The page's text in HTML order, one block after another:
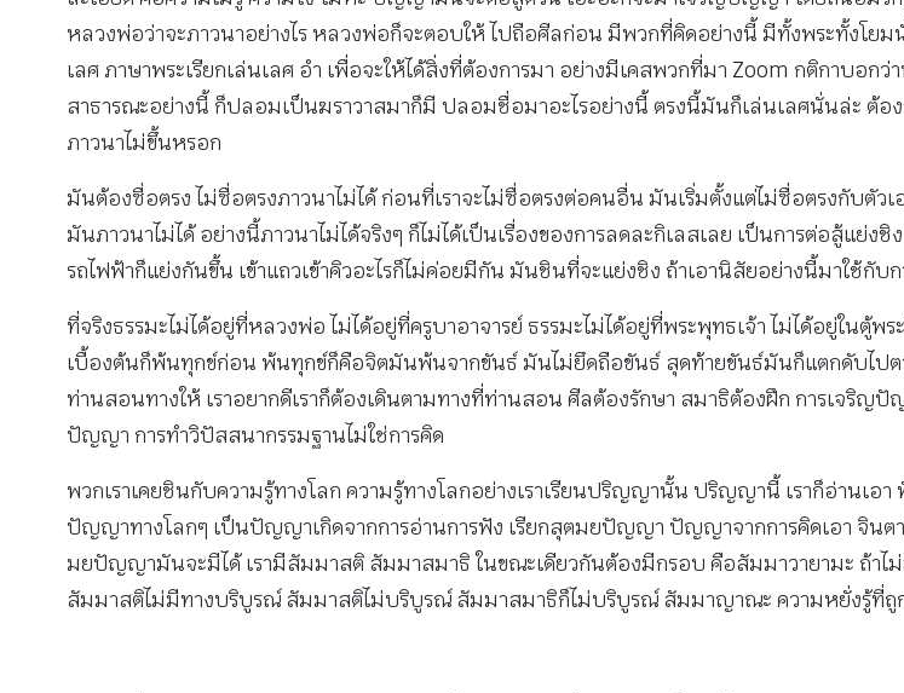
หลวงพ่อว่าจะภาวนาอย่างไร หลวงพ่อก็จะตอบให้ ไปถือศีลก่อน มีพวกที่คิดอย่างนี้ มีทั้งพระทั้งโย
เลศ ภาษาพระเรียกเล่นเลศ อำ เพื่อจะให้ได้สิ่งที่ต้องการมา อย่างมีเคสพวกที่มา Zoom กติกาบอก
สาธารณะอย่างนี้ ก็ปลอมเป็นฆราวาสมาก็มี ปลอมชื่อมาอะไรอย่างนี้ ตรงนี้มันก็เล่นเลศนั่นล่ะ ต้อ
ภาวนาไม่ขึ้นหรอก
มันต้องซื่อตรง ไม่ซื่อตรงภาวนาไม่ได้ ก่อนที่เราจะไม่ซื่อตรงต่อคนอื่น มันเริ่มตั้งแต่ไม่ซื่อตรงกับตั
มันภาวนาไม่ได้ อย่างนี้ภาวนาไม่ได้จริงๆ ก็ไม่ได้เป็นเรื่องของการลดละกิเลสเลย เป็นการต่อสู้แย่
รถไฟฟ้าก็แย่งกันขึ้น เข้าแถวเข้าคิวอะไรก็ไม่ค่อยมีกัน มันชินที่จะแย่งชิง ถ้าเอานิสัยอย่างนี้มาใช้กับ
ที่จริงธรรมะไม่ได้อยู่ที่หลวงพ่อ ไม่ได้อยู่ที่ครูบาอาจารย์ ธรรมะไม่ได้อยู่ที่พระพุทธเจ้า ไม่ได้อยู่ใน
เบื้องต้นก็พ้นทุกข์ก่อน พ้นทุกข์ก็คือจิตมันพ้นจากขันธ์ มันไม่ยึดถือขันธ์ สุดท้ายขันธ์มันก็แตกดับไป
ท่านสอนทางให้ เราอยากดีเราก็ต้องเดินตามทางที่ท่านสอน ศีลต้องรักษา สมาธิต้องฝึก การเจ
ปัญญา การทำวิปัสสนากรรมฐานไม่ใช่การคิด
พวกเราเคยชินกับความรู้ทางโลก ความรู้ทางโลกอย่างเราเรียนปริญญานั้น ปริญญานี้ เราก็อ่านเอ
ปัญญาทางโลกๆ เป็นปัญญาเกิดจากการอ่านการฟัง เรียกสุตมยปัญญา ปัญญาจากการคิดเอา
มยปัญญามันจะมีได้ เรามีสัมมาสติ สัมมาสมาธิ ในขณะเดียวกันต้องมีกรอบ คือสัมมาวายามะ ถ้าไ
สัมมาสติไม่มีทางบริบูรณ์ สัมมาสติไม่บริบูรณ์ สัมมาสมาธิก็ไม่บริบูรณ์ สัมมาญาณะ ความหยั่งรู้ที่